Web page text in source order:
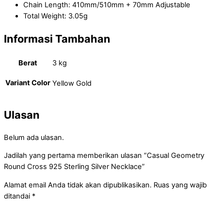
Chain Length: 410mm/510mm + 70mm Adjustable
Total Weight: 3.05g
Informasi Tambahan
Berat 3 kg
Variant Color Yellow Gold
Ulasan
Belum ada ulasan.
Jadilah yang pertama memberikan ulasan “Casual Geometry
Round Cross 925 Sterling Silver Necklace”
Alamat email Anda tidak akan dipublikasikan. Ruas yang wajib
ditandai *